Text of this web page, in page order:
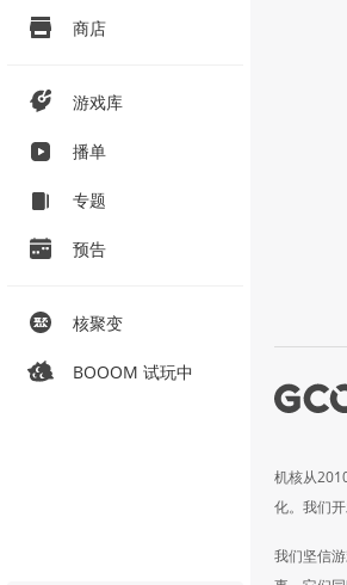
商店
游戏库
播单
专题
预告
核聚变
BOOOM 试玩中
机核从
化。我们
我们坚信